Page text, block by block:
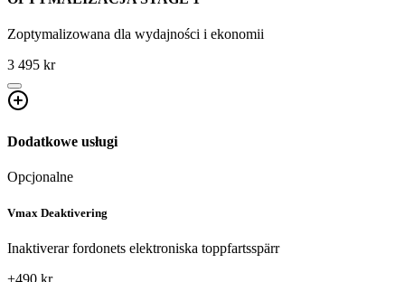
Zoptymalizowana dla wydajności i ekonomii
3 495 kr
Dodatkowe usługi
Opcjonalne
Vmax Deaktivering
Inaktiverar fordonets elektroniska toppfartsspärr
+490 kr